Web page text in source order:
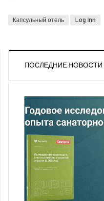
Капсульный отель Log Inn
ПОСЛЕДНИЕ НОВОСТИ